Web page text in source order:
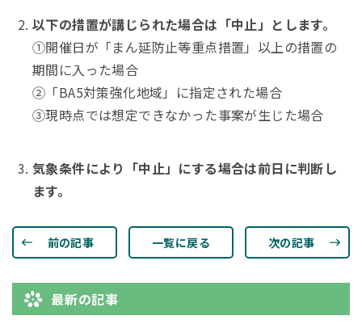
以下の措置が講じられた場合は「中止」とします。
①開催日が「まん延防止等重点措置」以上の措置の
期間に入った場合
②「BA5対策強化地域」に指定された場合
③現時点では想定できなかった事案が生じた場合
気象条件により「中止」にする場合は前日に判断し
ます。
前の記事 一覧に戻る 次の記事
最新の記事